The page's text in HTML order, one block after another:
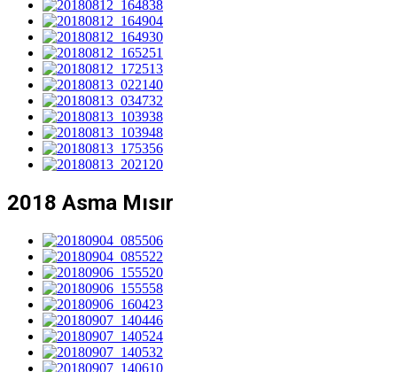
2018 Asma Mısır